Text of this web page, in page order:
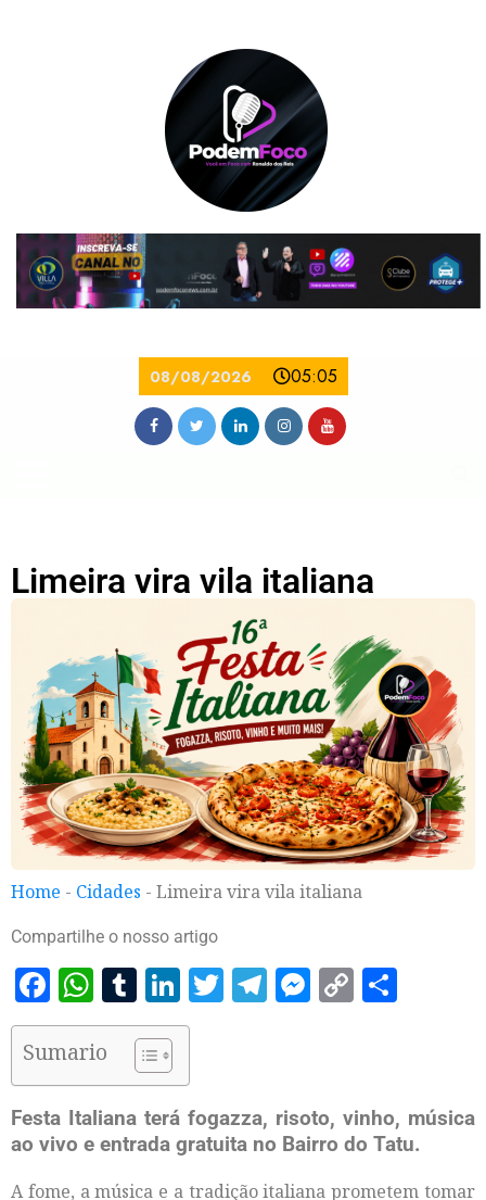
08/08/2026 05:05
Limeira vira vila italiana
Home - Cidades - Limeira vira vila italiana
Compartilhe o nosso artigo
Facebook
WhatsApp
Tumblr
LinkedIn
Twitter
Telegram
Messenger
Copy
Sumario
Festa Italiana terá fogazza, risoto, vinho, música
ao vivo e entrada gratuita no Bairro do Tatu.
A fome, a música e a tradição italiana prometem tomar